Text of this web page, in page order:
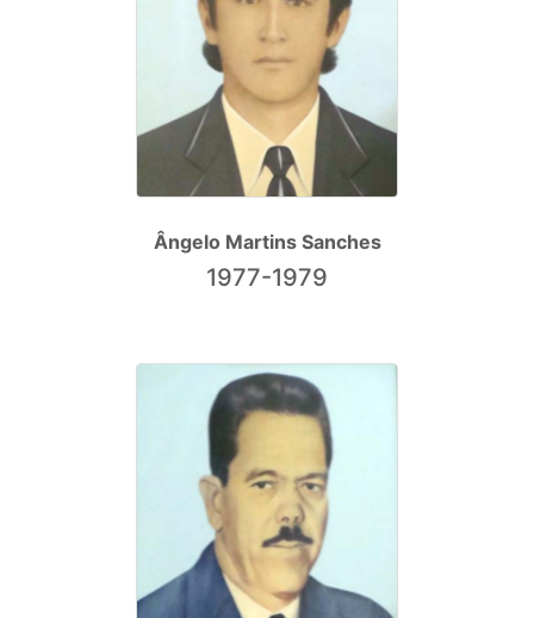
Ângelo Martins Sanches
1977-1979